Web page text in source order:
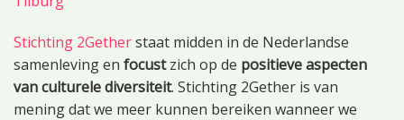
Stichting 2Getherstaat midden in de Nederlandse
samenleving en focustzich op de positieve aspecten
van culturele diversiteit. Stichting 2Gether is van
mening dat we meer kunnen bereiken wanneer we